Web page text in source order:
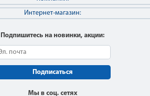
Интернет-магазин:
Подпишитесь на новинки, акции:
Подписаться
Мы в соц. сетях